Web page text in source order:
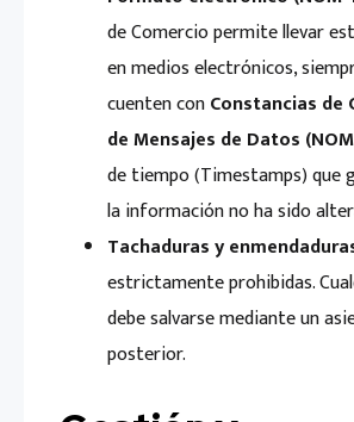
de Comercio permite llevar
en medios electrónicos,
cuenten conConstancias de
de Mensajes de Datos
de tiempo (Timestamps) que
la información no ha sido
Tachaduras y
estrictamente prohibidas.
debe salvarse mediante un
posterior.